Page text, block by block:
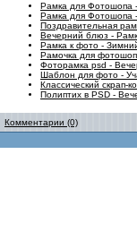
Рамка для Фотошопа
Рамка для Фотошопа
Поздравительная
Вечерний блюз -
Рамка к фото -
Рамочка для
Фоторамка psd -
Шаблон для фото -
Классический скрап-
Полиптих в PSD -
Комментарии (0)